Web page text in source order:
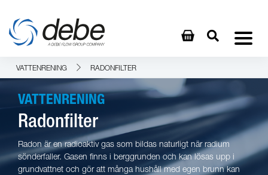
VATTENRENING RADONFILTER
VATTENRENING
Radonfilter
Radon är en radioaktiv gas som bildas naturligt när radium
sönderfaller. Gasen finns i berggrunden och kan lösas upp i
grundvattnet och gör att många hushåll med egen brunn kan